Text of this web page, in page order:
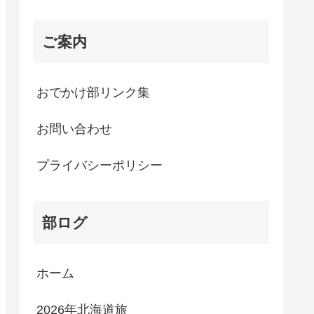
ご案内
おでかけ部リンク集
お問い合わせ
プライバシーポリシー
部ログ
ホーム
2026年北海道旅